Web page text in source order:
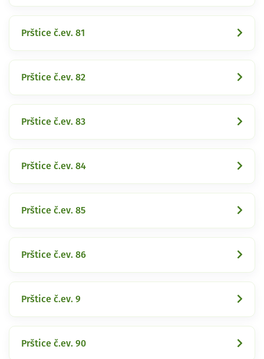
Prštice č.ev. 81
Prštice č.ev. 82
Prštice č.ev. 83
Prštice č.ev. 84
Prštice č.ev. 85
Prštice č.ev. 86
Prštice č.ev. 9
Prštice č.ev. 90